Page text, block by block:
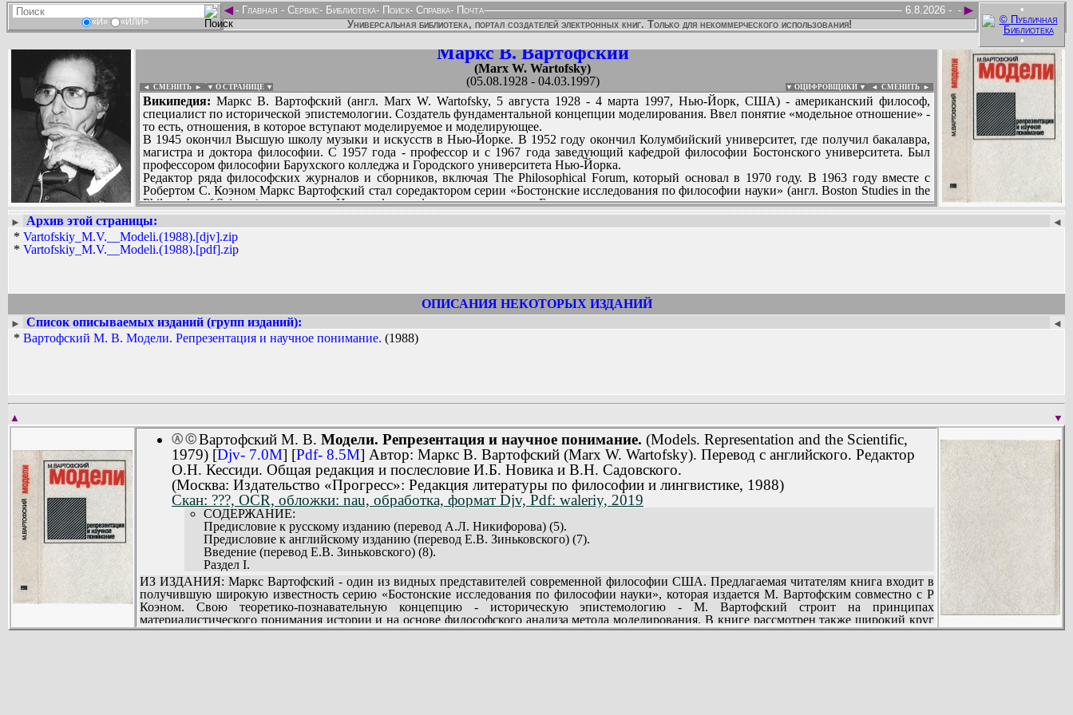
«И» «ИЛИ»
•
•
◄ ►
- Главная - Сервис- Библиотека- Поиск- Справка- Почта -
6.8.2026 -
Универсальная библиотека, портал создателей электронных книг. Только для некоммерческого использования!
Маркс В. Вартофский
(Marx W. Wartofsky)
(05.08.1928 - 04.03.1997)
◄ СМЕНИТЬ ► ▼ О СТРАНИЦЕ ▼ ▼ ОЦИФРОВЩИКИ ▼ ◄ СМЕНИТЬ ►
Википедия: Маркс В. Вартофский (англ. Marx W. Wartofsky, 5 августа 1928 - 4 марта 1997, Нью-Йорк, США) - американский философ,
специалист по исторической эпистемологии. Создатель фундаментальной концепции моделирования. Ввел понятие «модельное отношение» -
то есть, отношения, в которое вступают моделируемое и моделирующее.
В 1945 окончил Высшую школу музыки и искусств в Нью-Йорке. В 1952 году окончил Колумбийский университет, где получил бакалавра,
магистра и доктора философии. С 1957 года - профессор и с 1967 года заведующий кафедрой философии Бостонского университета. Был
профессором философии Барухского колледжа и Городского университета Нью-Йорка.
Редактор ряда философских журналов и сборников, включая The Philosophical Forum, который основал в 1970 году. В 1963 году вместе с
Робертом С. Коэном Маркс Вартофский стал соредактором серии «Бостонские исследования по философии науки» (англ. Boston Studies in the
Philosophy of Science) и создателем Центра философии и истории науки Бостонского университета.
Умер 10 марта 1997 года от сердечного приступа...
:
Вадим Ершов...
...
► ◄
Архив этой страницы:
* Vartofskiy_M.V.__Modeli.(1988).[djv].zip
* Vartofskiy_M.V.__Modeli.(1988).[pdf].zip
ОПИСАНИЯ НЕКОТОРЫХ ИЗДАНИЙ
► ◄
Список описываемых изданий (групп изданий):
* Вартофский M. В. Модели. Репрезентация и научное понимание. (1988)
▼
▲
Ⓐ Ⓒ Вартофский M. В. Модели. Репрезентация и научное понимание. (Models. Representation and the Scientific,
1979) [Djv- 7.0M] [Pdf- 8.5M] Автор: Маркс В. Вартофский (Marx W. Wartofsky). Перевод с английского. Редактор
О.Н. Кессиди. Общая редакция и послесловие И.Б. Новика и В.Н. Садовского.
(Москва: Издательство «Прогресс»: Редакция литературы по философии и лингвистике, 1988)
Скан: ???, OCR, обложки: nau, обработка, формат Djv, Pdf: waleriy, 2019
СОДЕРЖАНИЕ:
Предисловие к русскому изданию (перевод А.Л. Никифорова) (5).
Предисловие к английскому изданию (перевод Е.В. Зиньковского) (7).
Введение (перевод Е.В. Зиньковского) (8).
Раздел I.
Моделирование, репрезентация и историческая эпистемология Путаница с моделями: на пути к неумеренному реализму (перевод
Е.В. Зиньковского) (27).
Редукция, объяснение и онтология (перевод Е.В. Зиньковского) (41).
Модели, метафизика причуды эмпиризма (перевод Е.В. Зиньковского) (57).
Материя, действие и взаимодействие (перевод Е.В. Зиньковского) (79).
ИЗ ИЗДАНИЯ: Маркс Вартофский - один из видных представителей современной философии США. Предлагаемая читателям книга входит в
получившую широкую известность серию «Бостонские исследования по философии науки», которая издается М. Вартофским совместно с Р
Коэном. Свою теоретико-познавательную концепцию - историческую эпистемологию - М. Вартофский строит на принципах
материалистического понимания истории и на основе философского анализа метода моделирования. В книге рассмотрен также широкий круг
историко-философских и социокультурных проблем - предложены оригинальные трактовки воззрений Спинозы, Юма, Дидро,